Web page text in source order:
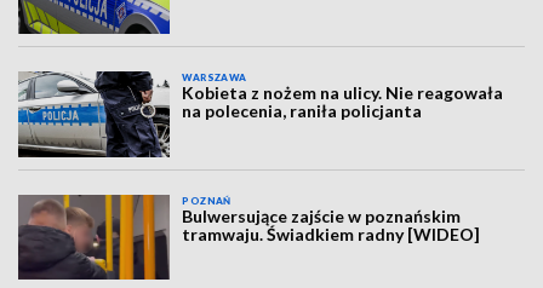
WARSZAWA
Kobieta z nożem na ulicy. Nie reagowała
na polecenia, raniła policjanta
POZNAŃ
Bulwersujące zajście w poznańskim
tramwaju. Świadkiem radny [WIDEO]